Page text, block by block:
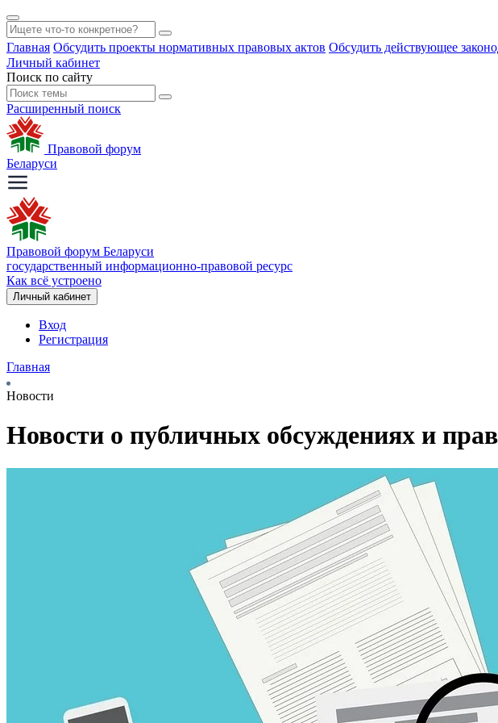
Главная Обсудить проекты нормативных правовых актов Обсудить действующее
Личный кабинет
Поиск по сайту
Расширенный поиск
Правовой форум
Беларуси
Правовой форум Беларуси
государственный информационно-правовой ресурс
Как всё устроено
Личный кабинет
Вход
Регистрация
Главная
Новости
Новости о публичных обсуждениях и